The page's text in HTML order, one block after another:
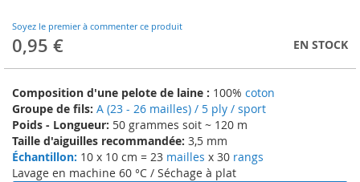
Soyez le premier à commenter ce produit
0,95 € EN STOCK
Composition d'une pelote de laine : 100% coton
Groupe de fils: A (23 - 26 mailles) / 5 ply / sport
Poids - Longueur: 50 grammes soit ~ 120 m
Taille d'aiguilles recommandée: 3,5 mm
Échantillon: 10 x 10 cm = 23 mailles x 30 rangs
Lavage en machine 60 °C / Séchage à plat
beginning
of
the
gallery